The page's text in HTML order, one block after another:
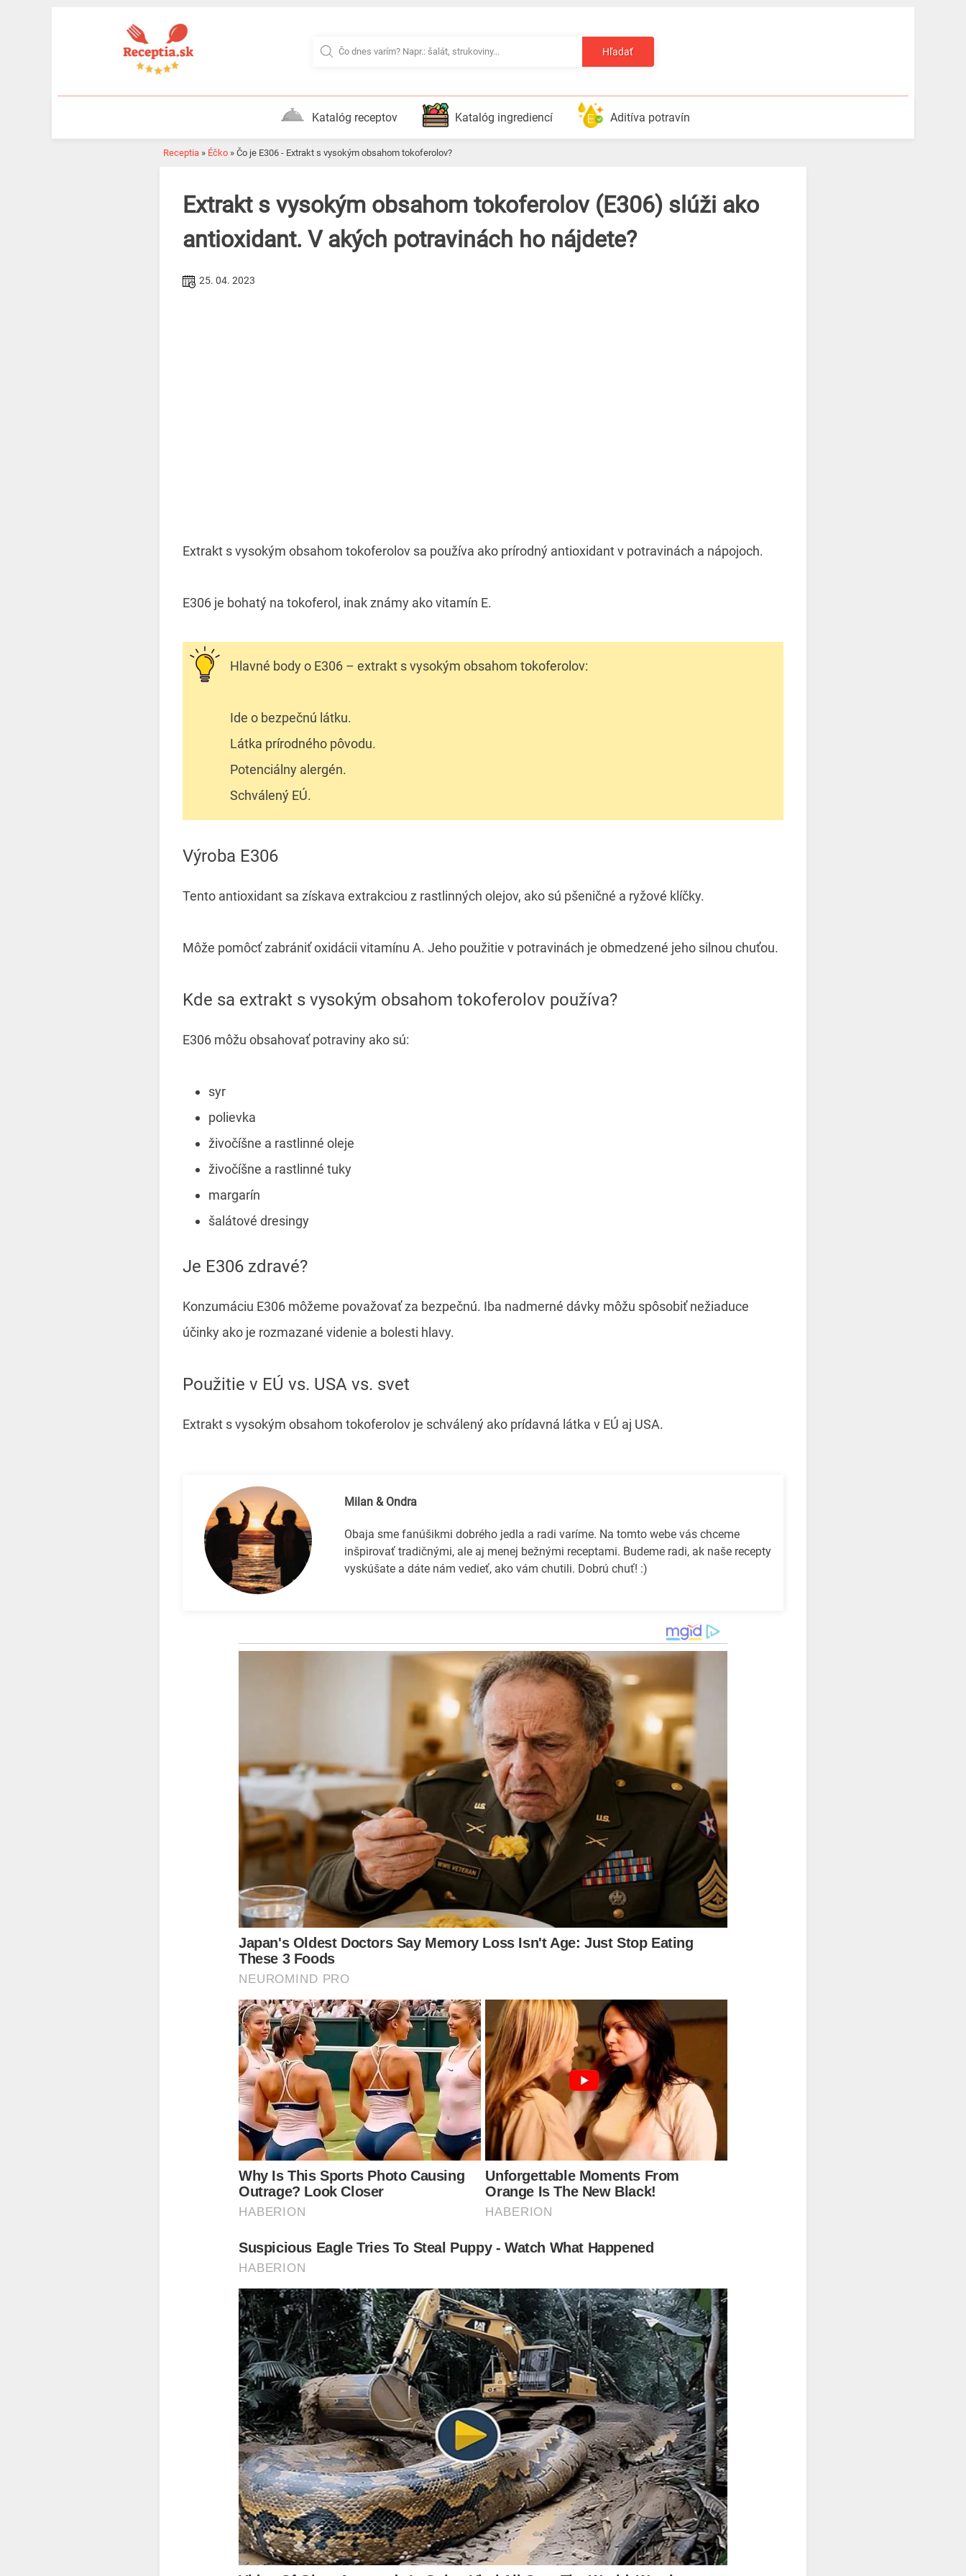
Hľadať
Katalóg receptov Katalóg ingrediencí Aditíva potravín
Receptia » Éčko » Čo je E306 - Extrakt s vysokým obsahom tokoferolov?
Extrakt s vysokým obsahom tokoferolov (E306) slúži ako
antioxidant. V akých potravinách ho nájdete?
25. 04. 2023
Extrakt s vysokým obsahom tokoferolov sa používa ako prírodný antioxidant v potravinách a nápojoch.
E306 je bohatý na tokoferol, inak známy ako vitamín E.
Hlavné body o E306 – extrakt s vysokým obsahom tokoferolov:
Ide o bezpečnú látku.
Látka prírodného pôvodu.
Potenciálny alergén.
Schválený EÚ.
Výroba E306
Tento antioxidant sa získava extrakciou z rastlinných olejov, ako sú pšeničné a ryžové klíčky.
Môže pomôcť zabrániť oxidácii vitamínu A. Jeho použitie v potravinách je obmedzené jeho silnou chuťou.
Kde sa extrakt s vysokým obsahom tokoferolov používa?
E306 môžu obsahovať potraviny ako sú:
syr
polievka
živočíšne a rastlinné oleje
živočíšne a rastlinné tuky
margarín
šalátové dresingy
Je E306 zdravé?
Konzumáciu E306 môžeme považovať za bezpečnú. Iba nadmerné dávky môžu spôsobiť nežiaduce
účinky ako je rozmazané videnie a bolesti hlavy.
Použitie v EÚ vs. USA vs. svet
Extrakt s vysokým obsahom tokoferolov je schválený ako prídavná látka v EÚ aj USA.
Milan & Ondra
Obaja sme fanúšikmi dobrého jedla a radi varíme. Na tomto webe vás chceme
inšpirovať tradičnými, ale aj menej bežnými receptami. Budeme radi, ak naše recepty
vyskúšate a dáte nám vedieť, ako vám chutili. Dobrú chuť! :)